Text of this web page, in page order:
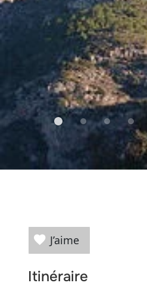
J’aime
Itinéraire